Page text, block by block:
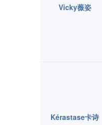
Vicky薇姿
Kérastase卡诗